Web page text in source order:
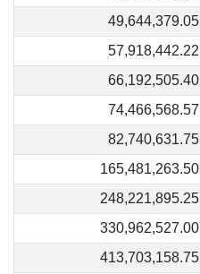
49,644,379.05
57,918,442.22
66,192,505.40
74,466,568.57
82,740,631.75
165,481,263.50
248,221,895.25
330,962,527.00
413,703,158.75